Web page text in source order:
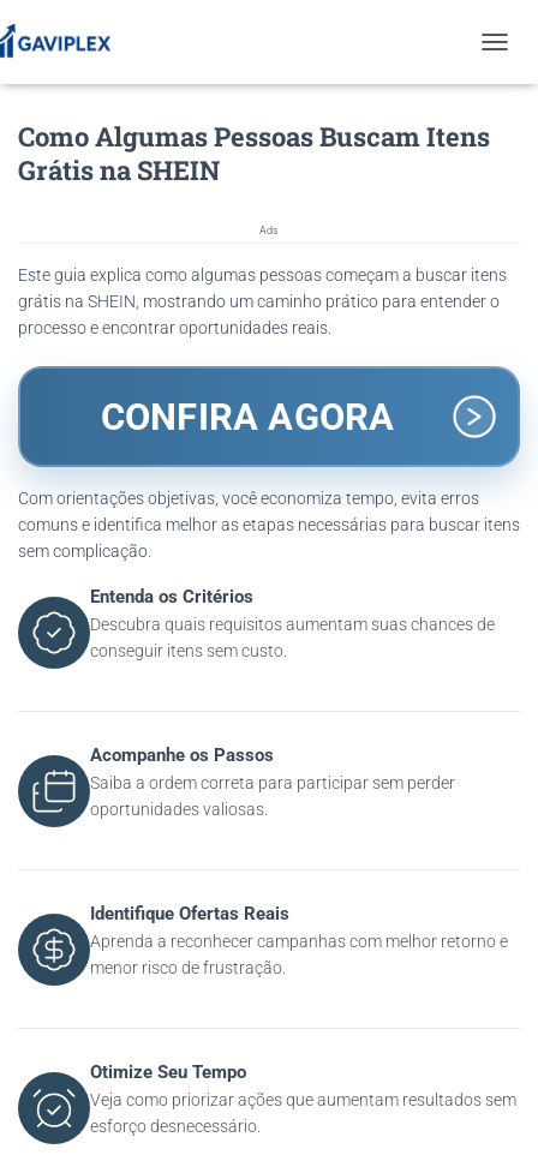
O
A
Como Algumas Pessoas Buscam Itens
Grátis na SHEIN
Ads
Este guia explica como algumas pessoas começam a buscar itens
grátis na SHEIN, mostrando um caminho prático para entender o
processo e encontrar oportunidades reais.
CONFIRA AGORA
Com orientações objetivas, você economiza tempo, evita erros
comuns e identifica melhor as etapas necessárias para buscar itens
sem complicação.
Entenda os Critérios
Descubra quais requisitos aumentam suas chances de
conseguir itens sem custo.
Acompanhe os Passos
Saiba a ordem correta para participar sem perder
oportunidades valiosas.
Identifique Ofertas Reais
Aprenda a reconhecer campanhas com melhor retorno e
menor risco de frustração.
Otimize Seu Tempo
Veja como priorizar ações que aumentam resultados sem
esforço desnecessário.